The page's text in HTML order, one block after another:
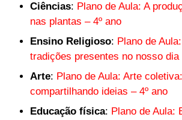
Ciências: Plano de Aula: A
nas plantas – 4º ano
Ensino Religioso: Plano de
tradições presentes no nosso dia
Arte: Plano de Aula: Arte
compartilhando ideias – 4º ano
Educação física: Plano de Aula: